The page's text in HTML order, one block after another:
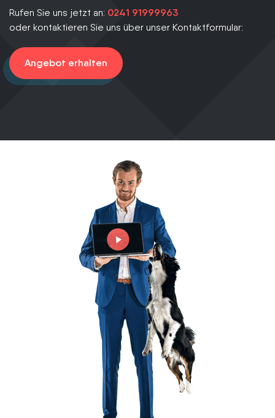
Rufen Sie uns jetzt an: 0241 91999963
oder kontaktieren Sie uns über unser Kontaktformular:
Angebot erhalten